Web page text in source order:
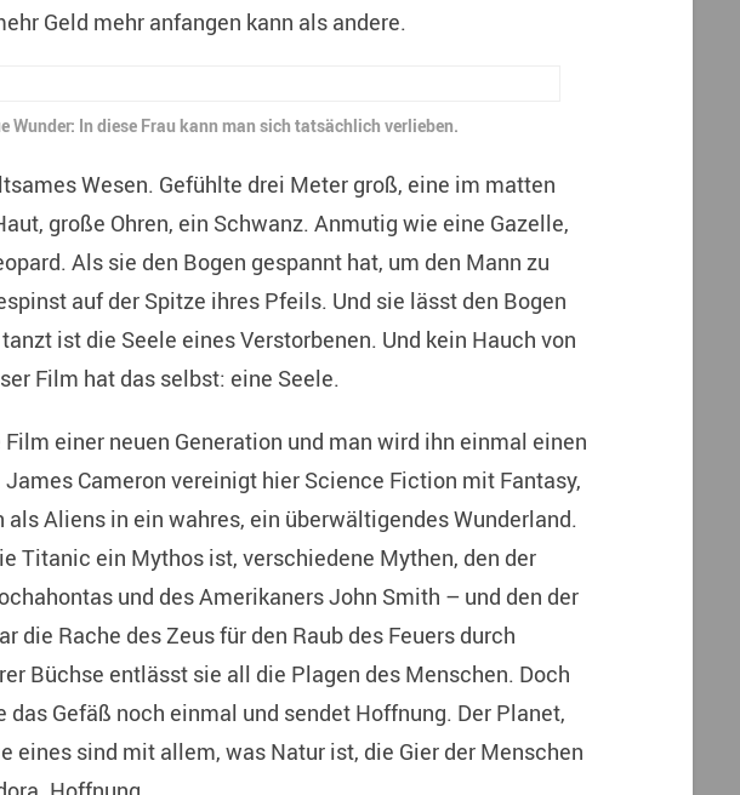
Geld mehr anfangen kann als andere.
Wunder: In diese Frau kann man sich tatsächlich verlieben.
Wesen. Gefühlte drei Meter groß, eine im matten
große Ohren, ein Schwanz. Anmutig wie eine Gazelle,
Als sie den Bogen gespannt hat, um den Mann zu
auf der Spitze ihres Pfeils. Und sie lässt den Bogen
ist die Seele eines Verstorbenen. Und kein Hauch von
Film hat das selbst: eine Seele.
Film einer neuen Generation und man wird ihn einmal einen
Cameron vereinigt hier Science Fiction mit Fantasy,
Aliens in ein wahres, ein überwältigendes Wunderland.
Titanic ein Mythos ist, verschiedene Mythen, den der
und des Amerikaners John Smith – und den der
die Rache des Zeus für den Raub des Feuers durch
Büchse entlässt sie all die Plagen des Menschen. Doch
Gefäß noch einmal und sendet Hoffnung. Der Planet,
eines sind mit allem, was Natur ist, die Gier der Menschen